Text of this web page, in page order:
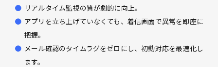
リアルタイム監視の質が劇的に向上。
アプリを立ち上げていなくても、着信画面で異常を即座に
把握。
メール確認のタイムラグをゼロにし、初動対応を最速化し
ます。